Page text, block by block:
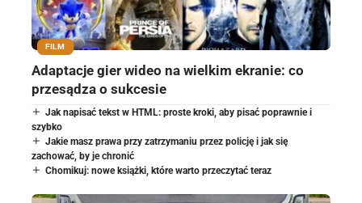
FILM
Adaptacje gier wideo na wielkim ekranie: co
przesądza o sukcesie
Jak napisać tekst w HTML: proste kroki, aby pisać poprawnie i
szybko
Jakie masz prawa przy zatrzymaniu przez policję i jak się
zachować, by je chronić
Chomikuj: nowe książki, które warto przeczytać teraz